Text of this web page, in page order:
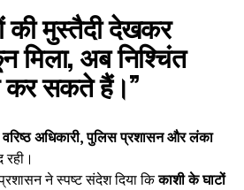
की मुस्तैदी देखकर
मिला, अब निश्चिंत
कर सकते हैं।”
वरिष्ठ अधिकारी, पुलिस प्रशासन और लंका
ने स्पष्ट संदेश दिया किकाशी के घाटों